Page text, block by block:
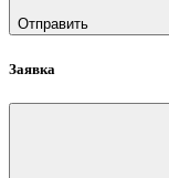
Отправить
Заявка